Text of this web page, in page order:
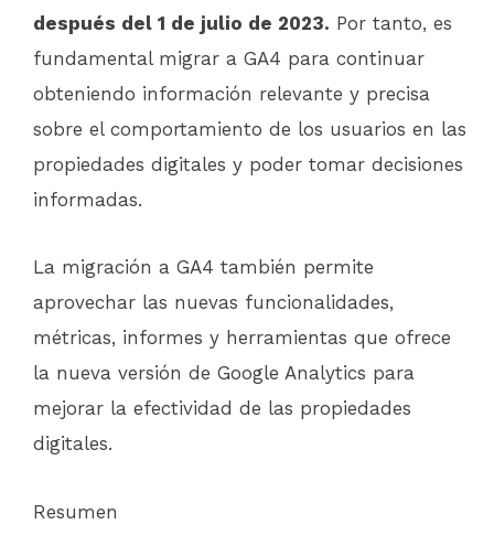
después del 1 de julio de 2023. Por tanto, es
fundamental migrar a GA4 para continuar
obteniendo información relevante y precisa
sobre el comportamiento de los usuarios en las
propiedades digitales y poder tomar decisiones
informadas.
La migración a GA4 también permite
aprovechar las nuevas funcionalidades,
métricas, informes y herramientas que ofrece
la nueva versión de Google Analytics para
mejorar la efectividad de las propiedades
digitales.
Resumen